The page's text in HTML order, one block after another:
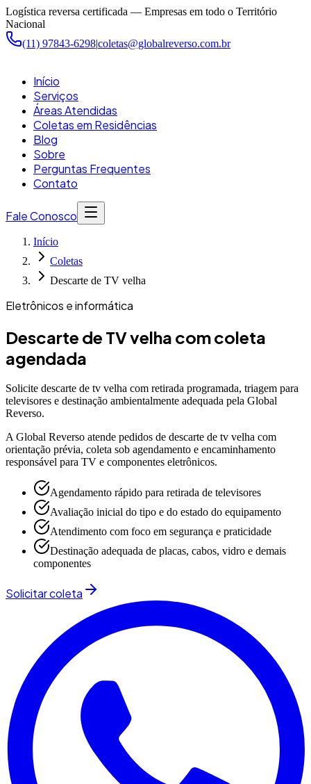
Pular para o conteúdo principal
Logística reversa certificada — Empresas em todo o Território
Nacional
(11) 97843-6298|coletas@globalreverso.com.br
Início
Serviços
Áreas Atendidas
Coletas em Residências
Blog
Sobre
Perguntas Frequentes
Contato
Fale Conosco
Início
Coletas
Descarte de TV velha
Eletrônicos e informática
Descarte de TV velha com coleta
agendada
Solicite descarte de tv velha com retirada programada, triagem para
televisores e destinação ambientalmente adequada pela Global
Reverso.
A Global Reverso atende pedidos de descarte de tv velha com
orientação prévia, coleta sob agendamento e encaminhamento
responsável para TV e componentes eletrônicos.
Agendamento rápido para retirada de televisores
Avaliação inicial do tipo e do estado do equipamento
Atendimento com foco em segurança e praticidade
Destinação adequada de placas, cabos, vidro e demais
componentes
Solicitar coleta